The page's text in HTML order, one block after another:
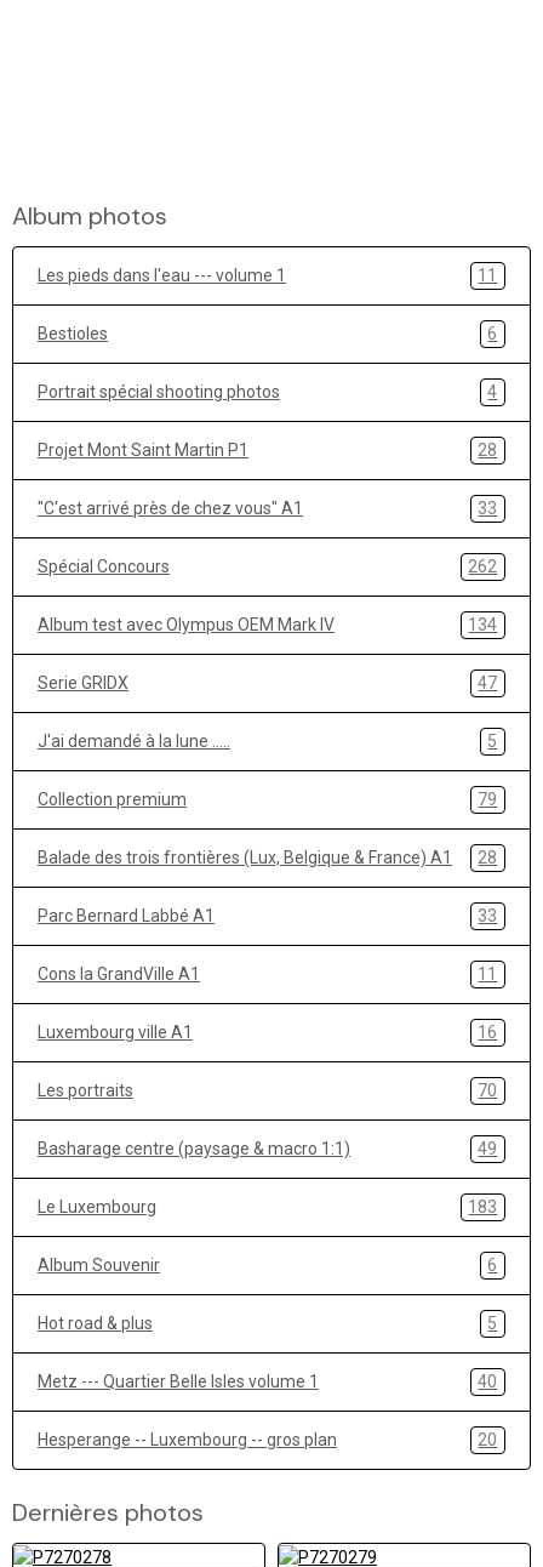
Album photos
Les pieds dans l'eau --- volume 1 11
Bestioles 6
Portrait spécial shooting photos 4
Projet Mont Saint Martin P1 28
"C'est arrivé près de chez vous" A1 33
Spécial Concours 262
Album test avec Olympus OEM Mark IV 134
Serie GRIDX 47
J'ai demandé à la lune ..... 5
Collection premium 79
Balade des trois frontières (Lux, Belgique & France) A1 28
Parc Bernard Labbé A1 33
Cons la GrandVille A1 11
Luxembourg ville A1 16
Les portraits 70
Basharage centre (paysage & macro 1:1) 49
Le Luxembourg 183
Album Souvenir 6
Hot road & plus 5
Metz --- Quartier Belle Isles volume 1 40
Hesperange -- Luxembourg -- gros plan 20
Dernières photos